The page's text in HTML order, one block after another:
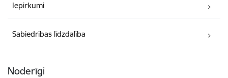
Iepirkumi
Sabiedrības līdzdalība
Noderīgi